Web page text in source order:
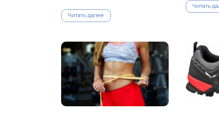
Читать далее
Читать